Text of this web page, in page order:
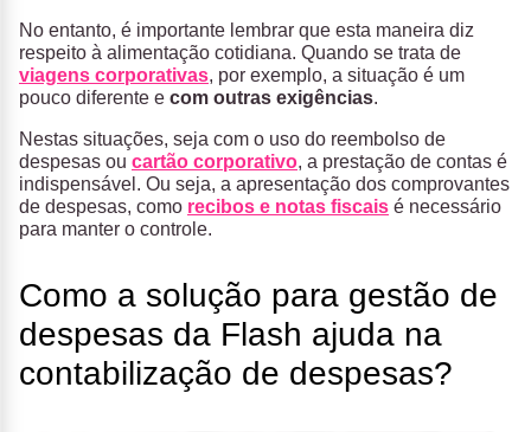
No entanto, é importante lembrar que esta maneira diz
respeito à alimentação cotidiana. Quando se trata de
viagens corporativas, por exemplo, a situação é um
pouco diferente e com outras exigências.
Nestas situações, seja com o uso do reembolso de
despesas ou cartão corporativo, a prestação de contas é
indispensável. Ou seja, a apresentação dos comprovantes
de despesas, como recibos e notas fiscais é necessário
para manter o controle.
Como a solução para gestão de
despesas da Flash ajuda na
contabilização de despesas?